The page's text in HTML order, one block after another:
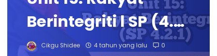
Berintegriti l SP (4.…
Cikgu Shidee 4 tahun yang lalu 0